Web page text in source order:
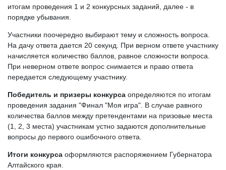
итогам проведения 1 и 2 конкурсных заданий, далее - в
порядке убывания.
Участники поочередно выбирают тему и сложность вопроса.
На дачу ответа дается 20 секунд. При верном ответе участнику
начисляется количество баллов, равное сложности вопроса.
При неверном ответе вопрос снимается и право ответа
передается следующему участнику.
Победитель и призеры конкурса определяются по итогам
проведения задания "Финал "Моя игра". В случае равного
количества баллов между претендентами на призовые места
(1, 2, 3 места) участникам устно задаются дополнительные
вопросы до первого ошибочного ответа.
Итоги конкурса оформляются распоряжением Губернатора
Алтайского края.